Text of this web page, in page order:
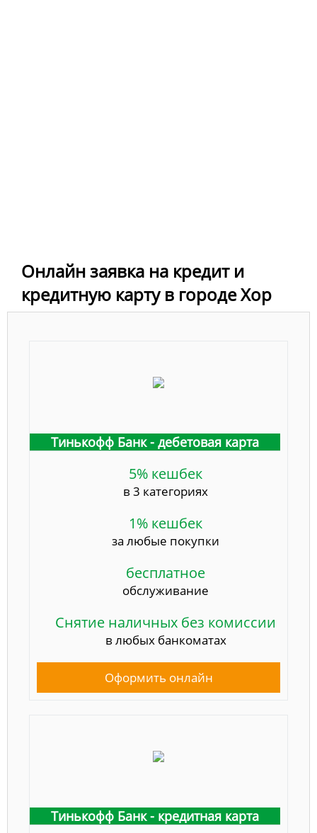
Онлайн заявка на кредит и
кредитную карту в городе Хор
Тинькофф Банк - дебетовая карта
5% кешбек
в 3 категориях
1% кешбек
за любые покупки
бесплатное
обслуживание
Снятие наличных без комиссии
в любых банкоматах
Оформить онлайн
Тинькофф Банк - кредитная карта